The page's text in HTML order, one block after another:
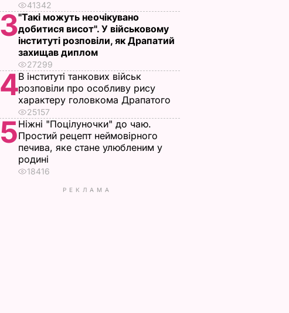
41342
3"Такі можуть неочікувано
добитися висот". У військовому
інституті розповіли, як Драпатий
захищав диплом
27299
4В інституті танкових військ
розповіли про особливу рису
характеру головкома Драпатого
25157
5Ніжні "Поцілуночки" до чаю.
Простий рецепт неймовірного
печива, яке стане улюбленим у
родині
18416
РЕКЛАМА